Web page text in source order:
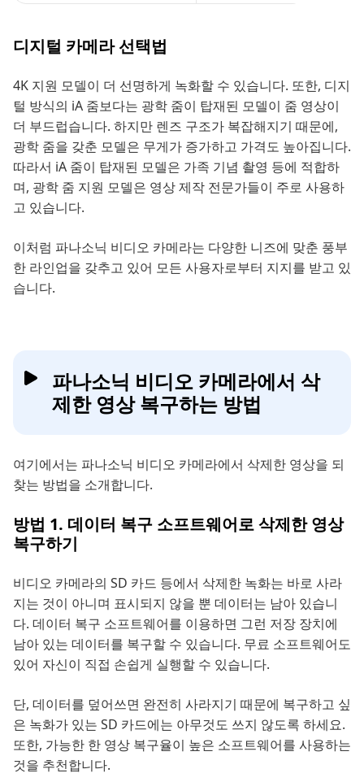
디지털 카메라 선택법
4K 지원 모델이 더 선명하게 녹화할 수 있습니다. 또한, 디지
털 방식의 iA 줌보다는 광학 줌이 탑재된 모델이 줌 영상이
더 부드럽습니다. 하지만 렌즈 구조가 복잡해지기 때문에,
광학 줌을 갖춘 모델은 무게가 증가하고 가격도 높아집니다.
따라서 iA 줌이 탑재된 모델은 가족 기념 촬영 등에 적합하
며, 광학 줌 지원 모델은 영상 제작 전문가들이 주로 사용하
고 있습니다.
이처럼 파나소닉 비디오 카메라는 다양한 니즈에 맞춘 풍부
한 라인업을 갖추고 있어 모든 사용자로부터 지지를 받고 있
습니다.
파나소닉 비디오 카메라에서 삭
제한 영상 복구하는 방법
여기에서는 파나소닉 비디오 카메라에서 삭제한 영상을 되
찾는 방법을 소개합니다.
방법 1. 데이터 복구 소프트웨어로 삭제한 영상
복구하기
비디오 카메라의 SD 카드 등에서 삭제한 녹화는 바로 사라
지는 것이 아니며 표시되지 않을 뿐 데이터는 남아 있습니
다. 데이터 복구 소프트웨어를 이용하면 그런 저장 장치에
남아 있는 데이터를 복구할 수 있습니다. 무료 소프트웨어도
있어 자신이 직접 손쉽게 실행할 수 있습니다.
단, 데이터를 덮어쓰면 완전히 사라지기 때문에 복구하고 싶
은 녹화가 있는 SD 카드에는 아무것도 쓰지 않도록 하세요.
또한, 가능한 한 영상 복구율이 높은 소프트웨어를 사용하는
것을 추천합니다.